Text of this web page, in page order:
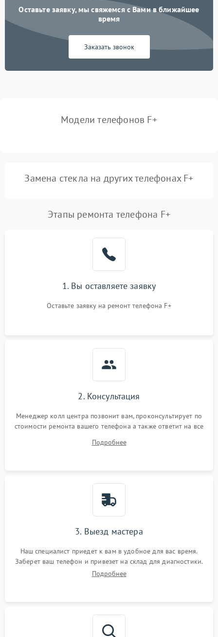
Оставьте заявку, мы свяжемся с Вами в ближайшее
время
Заказать звонок
Модели телефонов F+
Замена стекла на других телефонах F+
Этапы ремонта телефона F+
1. Вы оставляете заявку
Оставьте заявку на ремонт телефона F+
2. Консультация
Менеджер колл центра позвонит вам, проконсультирует по
стоимости ремонта вашего телефона а также ответит на все
Подробнее
3. Выезд мастера
Наш специалист приедет к вам в удобное для вас время.
Заберет ваш телефон и привезет на склад для диагностики.
Подробнее